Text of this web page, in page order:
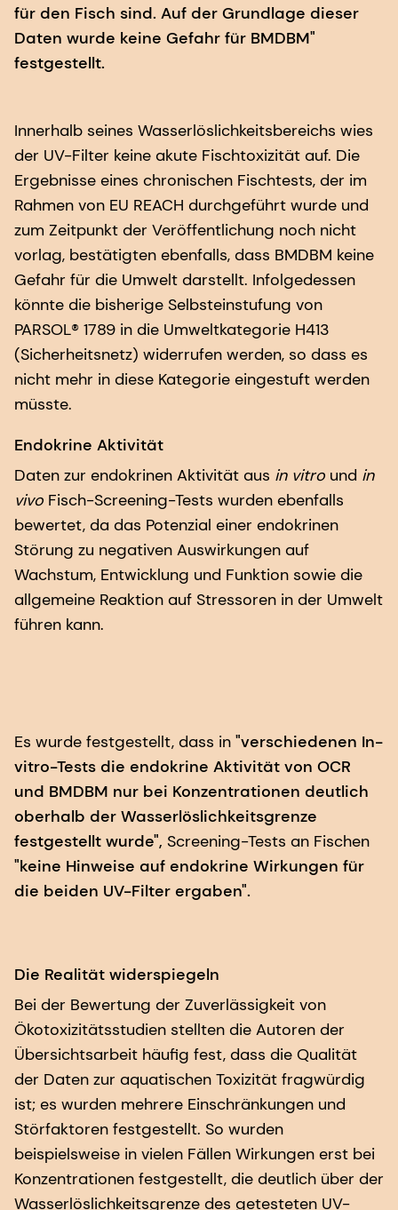
für den Fisch sind. Auf der Grundlage dieser
Daten wurde keine Gefahr für BMDBM"
festgestellt.
Innerhalb seines Wasserlöslichkeitsbereichs wies
der UV-Filter keine akute Fischtoxizität auf. Die
Ergebnisse eines chronischen Fischtests, der im
Rahmen von EU REACH durchgeführt wurde und
zum Zeitpunkt der Veröffentlichung noch nicht
vorlag, bestätigten ebenfalls, dass BMDBM keine
Gefahr für die Umwelt darstellt. Infolgedessen
könnte die bisherige Selbsteinstufung von
PARSOL® 1789 in die Umweltkategorie H413
(Sicherheitsnetz) widerrufen werden, so dass es
nicht mehr in diese Kategorie eingestuft werden
müsste.
Endokrine Aktivität
Daten zur endokrinen Aktivität aus in vitro und in
vivo Fisch-Screening-Tests wurden ebenfalls
bewertet, da das Potenzial einer endokrinen
Störung zu negativen Auswirkungen auf
Wachstum, Entwicklung und Funktion sowie die
allgemeine Reaktion auf Stressoren in der Umwelt
führen kann.
Es wurde festgestellt, dass in "verschiedenen In-
vitro-Tests die endokrine Aktivität von OCR
und BMDBM nur bei Konzentrationen deutlich
oberhalb der Wasserlöslichkeitsgrenze
festgestellt wurde", Screening-Tests an Fischen
"keine Hinweise auf endokrine Wirkungen für
die beiden UV-Filter ergaben".
Die Realität widerspiegeln
Bei der Bewertung der Zuverlässigkeit von
Ökotoxizitätsstudien stellten die Autoren der
Übersichtsarbeit häufig fest, dass die Qualität
der Daten zur aquatischen Toxizität fragwürdig
ist; es wurden mehrere Einschränkungen und
Störfaktoren festgestellt. So wurden
beispielsweise in vielen Fällen Wirkungen erst bei
Konzentrationen festgestellt, die deutlich über der
Wasserlöslichkeitsgrenze des getesteten UV-